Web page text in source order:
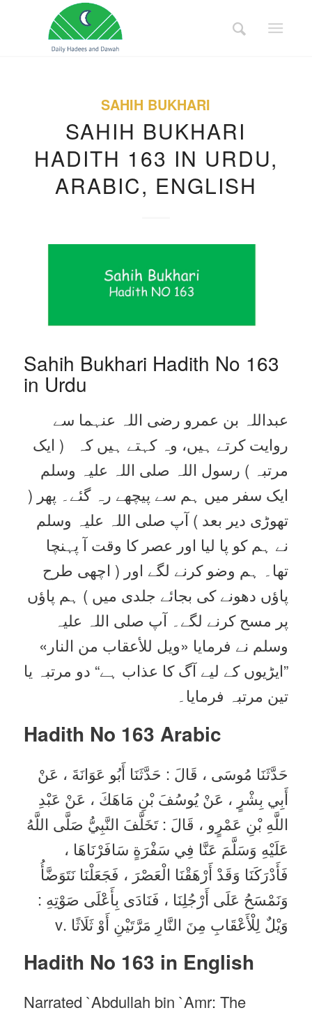
SAHIH BUKHARI
SAHIH BUKHARI
HADITH 163 IN URDU,
ARABIC, ENGLISH
Sahih Bukhari Hadith No 163
in Urdu
عبداللہ بن عمرو رضی اللہ عنہما سے
روایت کرتے ہیں، وہ کہتے ہیں کہ ( ایک
مرتبہ ) رسول اللہ صلی اللہ علیہ وسلم
ایک سفر میں ہم سے پیچھے رہ گئے۔ پھر (
تھوڑی دیر بعد ) آپ صلی اللہ علیہ وسلم
نے ہم کو پا لیا اور عصر کا وقت آ پہنچا
تھا۔ ہم وضو کرنے لگے اور ( اچھی طرح
پاؤں دھونے کی بجائے جلدی میں ) ہم پاؤں
پر مسح کرنے لگے۔ آپ صلی اللہ علیہ
وسلم نے فرمایا «ويل للأعقاب من النار»
”ایڑیوں کے لیے آگ کا عذاب ہے“ دو مرتبہ یا
تین مرتبہ فرمایا۔
Hadith No 163 Arabic
حَدَّثَنَا مُوسَى ، قَالَ : حَدَّثَنَا أَبُو عَوَانَةَ ، عَنْ
أَبِي بِشْرٍ ، عَنْ يُوسُفَ بْنِ مَاهَكَ ، عَنْ عَبْدِ
اللَّهِ بْنِ عَمْرٍو ، قَالَ : تَخَلَّفَ النَّبِيُّ صَلَّى اللَّهُ
عَلَيْهِ وَسَلَّمَ عَنَّا فِي سَفْرَةٍ سَافَرْنَاهَا ،
فَأَدْرَكَنَا وَقَدْ أَرْهَقْنَا الْعَصْرَ ، فَجَعَلْنَا نَتَوَضَّأُ
وَنَمْسَحُ عَلَى أَرْجُلِنَا ، فَنَادَى بِأَعْلَى صَوْتِهِ :
وَيْلٌ لِلْأَعْقَابِ مِنَ النَّارِ مَرَّتَيْنِ أَوْ ثَلَاثًا .v
Hadith No 163 in English
Narrated `Abdullah bin `Amr: The